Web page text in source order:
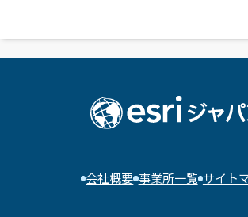
会社概要 事業所一覧 サイト